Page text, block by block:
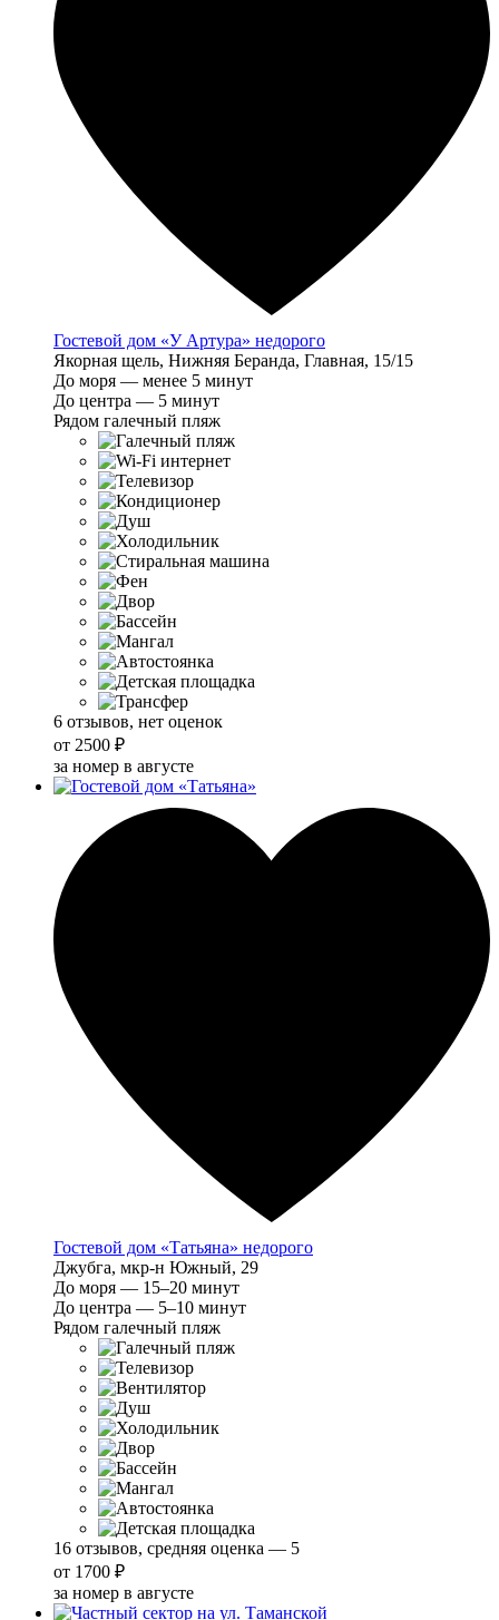
Гостевой дом «У Артура» недорого
Якорная щель, Нижняя Беранда, Главная, 15/15
До моря — менее 5 минут
До центра — 5 минут
Рядом галечный пляж
6 отзывов, нет оценок
от 2500 ₽
за номер в августе
Гостевой дом «Татьяна» недорого
Джубга, мкр-н Южный, 29
До моря — 15–20 минут
До центра — 5–10 минут
Рядом галечный пляж
16 отзывов, средняя оценка — 5
от 1700 ₽
за номер в августе